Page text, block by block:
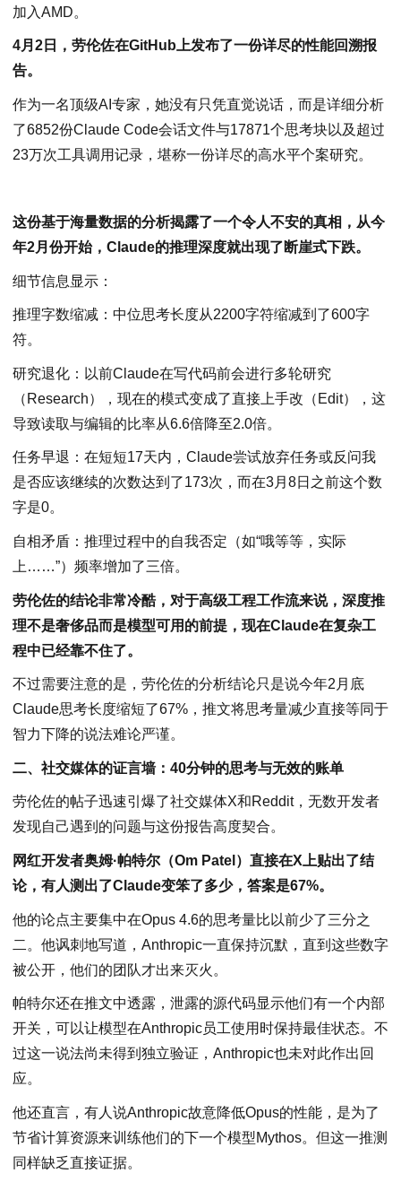
加入AMD。
4月2日，劳伦佐在GitHub上发布了一份详尽的性能回溯报
告。
作为一名顶级AI专家，她没有只凭直觉说话，而是详细分析
了6852份Claude Code会话文件与17871个思考块以及超过
23万次工具调用记录，堪称一份详尽的高水平个案研究。
这份基于海量数据的分析揭露了一个令人不安的真相，从今
年2月份开始，Claude的推理深度就出现了断崖式下跌。
细节信息显示：
推理字数缩减：中位思考长度从2200字符缩减到了600字
符。
研究退化：以前Claude在写代码前会进行多轮研究
（Research），现在的模式变成了直接上手改（Edit），这
导致读取与编辑的比率从6.6倍降至2.0倍。
任务早退：在短短17天内，Claude尝试放弃任务或反问我
是否应该继续的次数达到了173次，而在3月8日之前这个数
字是0。
自相矛盾：推理过程中的自我否定（如“哦等等，实际
上……”）频率增加了三倍。
劳伦佐的结论非常冷酷，对于高级工程工作流来说，深度推
理不是奢侈品而是模型可用的前提，现在Claude在复杂工
程中已经靠不住了。
不过需要注意的是，劳伦佐的分析结论只是说今年2月底
Claude思考长度缩短了67%，推文将思考量减少直接等同于
智力下降的说法难论严谨。
二、社交媒体的证言墙：40分钟的思考与无效的账单
劳伦佐的帖子迅速引爆了社交媒体X和Reddit，无数开发者
发现自己遇到的问题与这份报告高度契合。
网红开发者奥姆·帕特尔（Om Patel）直接在X上贴出了结
论，有人测出了Claude变笨了多少，答案是67%。
他的论点主要集中在Opus 4.6的思考量比以前少了三分之
二。他讽刺地写道，Anthropic一直保持沉默，直到这些数字
被公开，他们的团队才出来灭火。
帕特尔还在推文中透露，泄露的源代码显示他们有一个内部
开关，可以让模型在Anthropic员工使用时保持最佳状态。不
过这一说法尚未得到独立验证，Anthropic也未对此作出回
应。
他还直言，有人说Anthropic故意降低Opus的性能，是为了
节省计算资源来训练他们的下一个模型Mythos。但这一推测
同样缺乏直接证据。